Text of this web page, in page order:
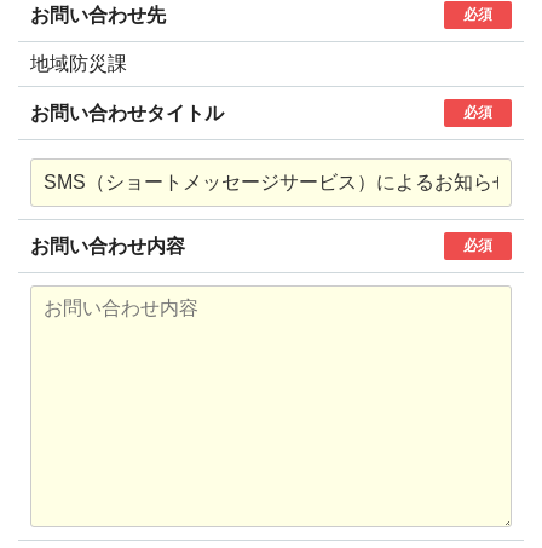
お問い合わせ先 必須
地域防災課
お問い合わせタイトル 必須
お問い合わせ内容 必須